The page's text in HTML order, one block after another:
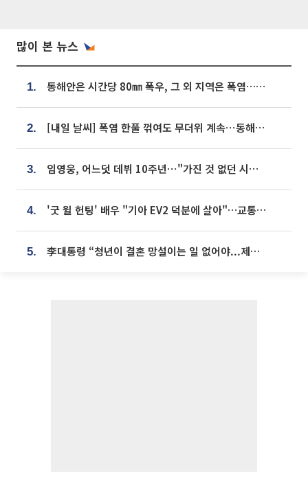
많이 본 뉴스
1. 동해안은 시간당 80㎜ 폭우, 그 외 지역은 폭염…‘극과 극 날씨’
2. [내일 날씨] 폭염 한풀 꺾여도 무더위 계속⋯동해안 이틀 연속 비
3. 임영웅, 어느덧 데뷔 10주년⋯"가진 것 없던 시절, 내 앞엔 20명의 팬뿐"
4. '굿 윌 헌팅' 배우 "기아 EV2 덕분에 살아"…교통사고 후 안전성 극찬
5. 李대통령 “청년이 결혼 망설이는 일 없어야...제도상 불이익 조사”